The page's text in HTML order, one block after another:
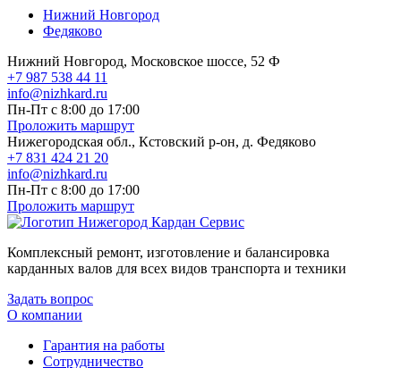
Нижний Новгород
Федяково
Нижний Новгород, Московское шоссе, 52 Ф
+7 987 538 44 11
info@nizhkard.ru
Пн-Пт с 8:00 до 17:00
Проложить маршрут
Нижегородская обл., Кстовский р-он, д. Федяково
+7 831 424 21 20
info@nizhkard.ru
Пн-Пт с 8:00 до 17:00
Проложить маршрут
Комплексный ремонт, изготовление и балансировка
карданных валов для всех видов транспорта и техники
Задать вопрос
О компании
Гарантия на работы
Сотрудничество